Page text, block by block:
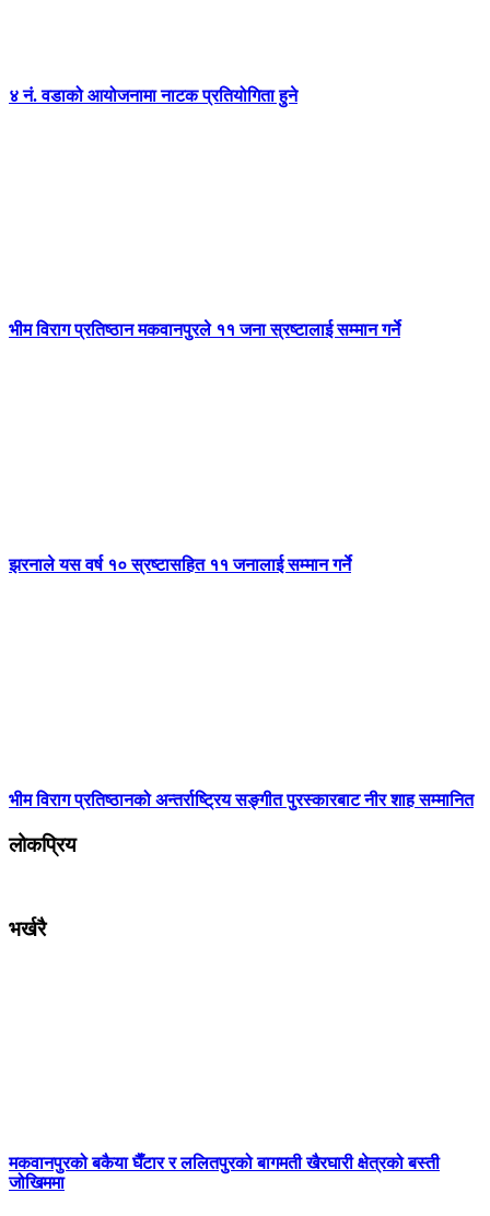
४ नं. वडाको आयोजनामा नाटक प्रतियोगिता हुने
भीम विराग प्रतिष्ठान मकवानपुरले ११ जना स्रष्टालाई सम्मान गर्ने
झरनाले यस वर्ष १० स्रष्टासहित ११ जनालाई सम्मान गर्ने
भीम विराग प्रतिष्ठानको अन्तर्राष्ट्रिय सङ्गीत पुरस्कारबाट नीर शाह सम्मानित
लोकप्रिय
भर्खरै
मकवानपुरको बकैया घैँटार र ललितपुरको बागमती खैरघारी क्षेत्रको बस्ती
जोखिममा